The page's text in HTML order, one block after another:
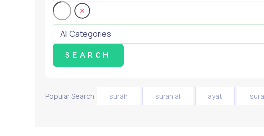
Popular Search surah surah al ayat sura